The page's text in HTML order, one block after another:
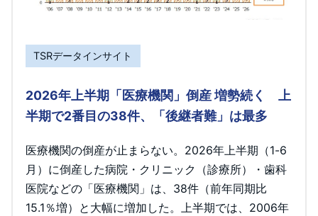
TSRデータインサイト
2026年上半期「医療機関」倒産 増勢続く 上
半期で2番目の38件、「後継者難」は最多
医療機関の倒産が止まらない。2026年上半期（1-6
月）に倒産した病院・クリニック（診療所）・歯科
医院などの「医療機関」は、38件（前年同期比
15.1％増）と大幅に増加した。上半期では、2006年